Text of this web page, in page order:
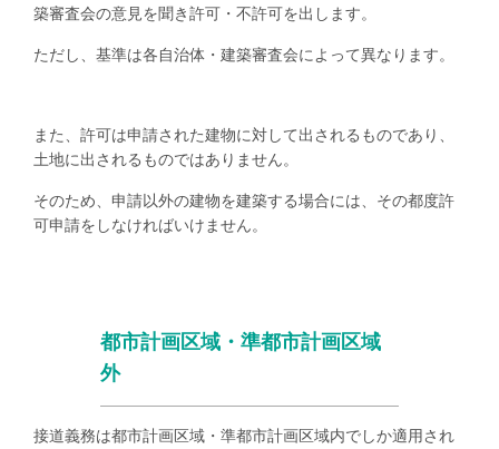
築審査会の意見を聞き許可・不許可を出します。
ただし、基準は各自治体・建築審査会によって異なります。
また、許可は申請された建物に対して出されるものであり、
土地に出されるものではありません。
そのため、申請以外の建物を建築する場合には、その都度許
可申請をしなければいけません。
都市計画区域・準都市計画区域
外
接道義務は都市計画区域・準都市計画区域内でしか適用され